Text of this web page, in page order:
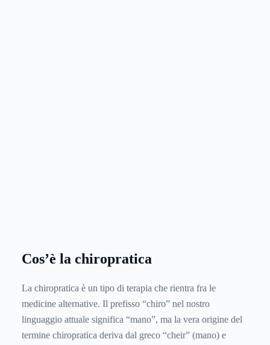
Cos’è la chiropratica
La chiropratica è un tipo di terapia che rientra fra le
medicine alternative. Il prefisso “chiro” nel nostro
linguaggio attuale significa “mano”, ma la vera origine del
termine chiropratica deriva dal greco “cheir” (mano) e